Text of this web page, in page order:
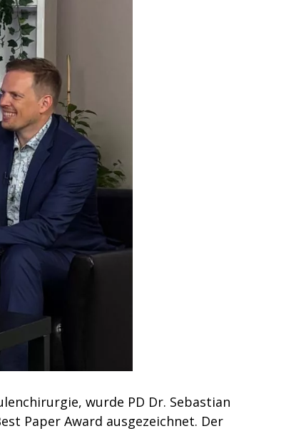
wurde PD Dr. Sebastian
Paper Award ausgezeichnet. Der